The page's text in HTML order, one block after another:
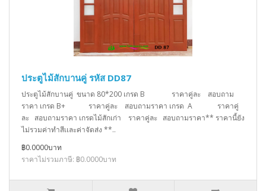
ประตูไม้สักบานคู่ รหัส DD87
ประตูไม้สักบานคู่ ขนาด 80*200 เกรด B ราคาคู่ละ สอบถาม
ราคา เกรด B+ ราคาคู่ละ สอบถามราคา เกรด A ราคาคู่
ละ สอบถามราคา เกรดไม้สักเก่า ราคาคู่ละ สอบถามราคา** ราคานี้ยัง
ไม่รวมค่าทำสีเเละค่าจัดส่ง **..
฿0.0000บาท
ราคาไม่รวมภาษี: ฿0.0000บาท